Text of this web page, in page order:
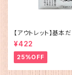
【アウトレット】基本
（5g×12）
¥422
25%OFF